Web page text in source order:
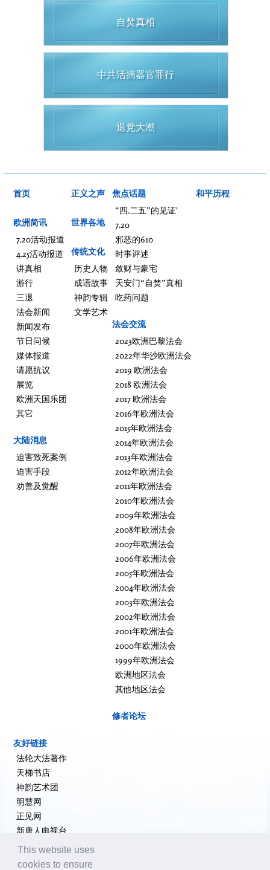
自焚真相
中共活摘器官罪行
退党大潮
首页
欧洲简讯
7.20活动报道
4.25活动报道
讲真相
游行
三退
法会新闻
新闻发布
节日问候
媒体报道
请愿抗议
展览
欧洲天国乐团
其它
大陆消息
迫害致死案例
迫害手段
劝善及觉醒
正义之声
世界各地
传统文化
历史人物
成语故事
神韵专辑
文学艺术
焦点话题
“四.二五”的见证'
7.20
邪恶的610
时事评述
敛财与豪宅
天安门“自焚”真相
吃药问题
法会交流
2023欧洲巴黎法会
2022年华沙欧洲法会
2019 欧洲法会
2018 欧洲法会
2017 欧洲法会
2016年欧洲法会
2015年欧洲法会
2014年欧洲法会
2013年欧洲法会
2012年欧洲法会
2011年欧洲法会
2010年欧洲法会
2009年欧洲法会
2008年欧洲法会
2007年欧洲法会
2006年欧洲法会
2005年欧洲法会
2004年欧洲法会
2003年欧洲法会
2002年欧洲法会
2001年欧洲法会
2000年欧洲法会
1999年欧洲法会
欧洲地区法会
其他地区法会
修者论坛
和平历程
友好链接
法轮大法著作
天梯书店
神韵艺术团
明慧网
正见网
新唐人电视台
大纪元新闻网
希望之声
This website uses
cookies to ensure